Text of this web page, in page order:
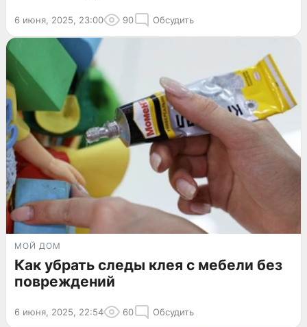
6 июня, 2025, 23:00 90 Обсудить
МОЙ ДОМ
Как убрать следы клея с мебели без
повреждений
6 июня, 2025, 22:54 60 Обсудить